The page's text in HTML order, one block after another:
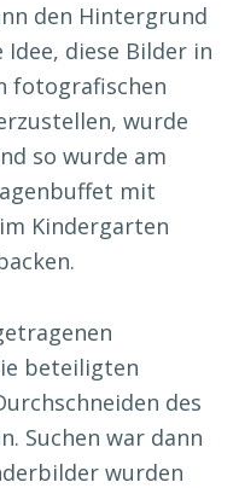
den Hintergrund
diese Bilder in
fotografischen
wurde
so wurde am
mit
Kindergarten
beteiligten
des
Suchen war dann
wurden